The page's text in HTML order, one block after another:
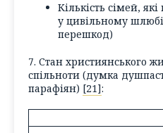
Кількість сімей,
у цивільному
перешкод)
7. Стан християнського
спільноти (думка
парафіян) [21]: